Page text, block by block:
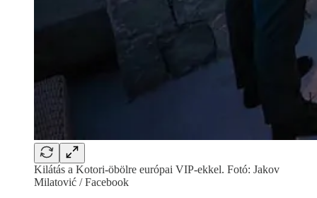
Kilátás a Kotori-öbölre európai VIP-ekkel. Fotó: Jakov
Milatović / Facebook